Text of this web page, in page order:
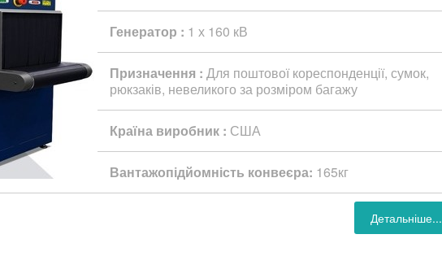
Генератор : 1 х 160 кВ
Призначення : Для поштової кореспонденції, сумок,
рюкзаків, невеликого за розміром багажу
Країна виробник : США
Вантажопідйомність конвеєра: 165кг
Детальніше...